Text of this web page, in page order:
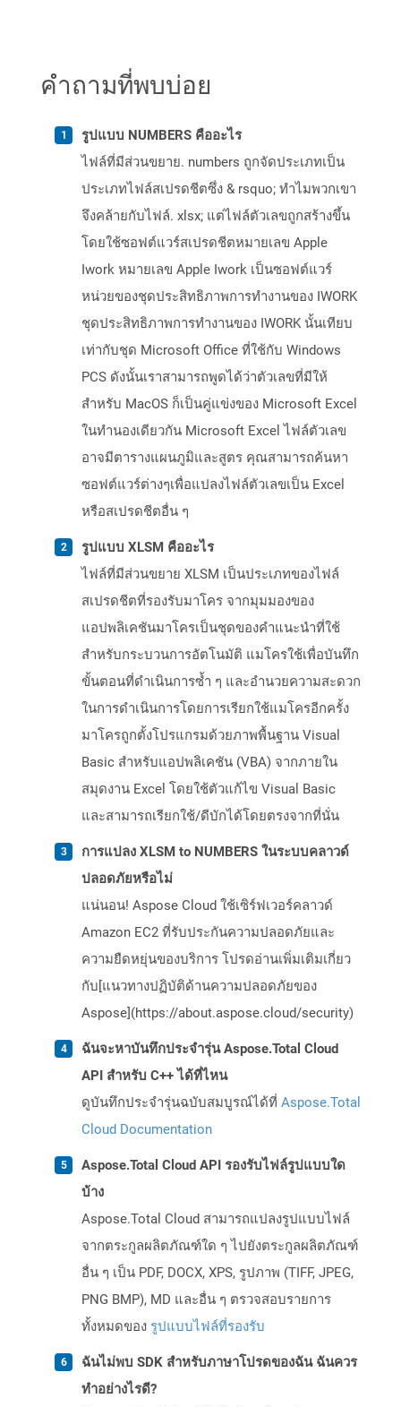
คำถามที่พบบ่อย
รูปแบบ NUMBERS คืออะไร
ไฟล์ที่มีส่วนขยาย. numbers ถูกจัดประเภทเป็น
ประเภทไฟล์สเปรดชีตซึ่ง & rsquo; ทำไมพวกเขา
จึงคล้ายกับไฟล์. xlsx; แต่ไฟล์ตัวเลขถูกสร้างขึ้น
โดยใช้ซอฟต์แวร์สเปรดชีตหมายเลข Apple
Iwork หมายเลข Apple Iwork เป็นซอฟต์แวร์
หน่วยของชุดประสิทธิภาพการทำงานของ IWORK
ชุดประสิทธิภาพการทำงานของ IWORK นั้นเทียบ
เท่ากับชุด Microsoft Office ที่ใช้กับ Windows
PCS ดังนั้นเราสามารถพูดได้ว่าตัวเลขที่มีให้
สำหรับ MacOS ก็เป็นคู่แข่งของ Microsoft Excel
ในทำนองเดียวกัน Microsoft Excel ไฟล์ตัวเลข
อาจมีตารางแผนภูมิและสูตร คุณสามารถค้นหา
ซอฟต์แวร์ต่างๆเพื่อแปลงไฟล์ตัวเลขเป็น Excel
หรือสเปรดชีตอื่น ๆ
รูปแบบ XLSM คืออะไร
ไฟล์ที่มีส่วนขยาย XLSM เป็นประเภทของไฟล์
สเปรดชีตที่รองรับมาโคร จากมุมมองของ
แอปพลิเคชันมาโครเป็นชุดของคำแนะนำที่ใช้
สำหรับกระบวนการอัตโนมัติ แมโครใช้เพื่อบันทึก
ขั้นตอนที่ดำเนินการซ้ำ ๆ และอำนวยความสะดวก
ในการดำเนินการโดยการเรียกใช้แมโครอีกครั้ง
มาโครถูกตั้งโปรแกรมด้วยภาพพื้นฐาน Visual
Basic สำหรับแอปพลิเคชัน (VBA) จากภายใน
สมุดงาน Excel โดยใช้ตัวแก้ไข Visual Basic
และสามารถเรียกใช้/ดีบักได้โดยตรงจากที่นั่น
การแปลง XLSM to NUMBERS ในระบบคลาวด์
ปลอดภัยหรือไม่
แน่นอน! Aspose Cloud ใช้เซิร์ฟเวอร์คลาวด์
Amazon EC2 ที่รับประกันความปลอดภัยและ
ความยืดหยุ่นของบริการ โปรดอ่านเพิ่มเติมเกี่ยว
กับ[แนวทางปฏิบัติด้านความปลอดภัยของ
Aspose](https://about.aspose.cloud/security)
ฉันจะหาบันทึกประจำรุ่น Aspose.Total Cloud
API สำหรับ C++ ได้ที่ไหน
ดูบันทึกประจำรุ่นฉบับสมบูรณ์ได้ที่ Aspose.Total
Cloud Documentation
Aspose.Total Cloud API รองรับไฟล์รูปแบบใด
บ้าง
Aspose.Total Cloud สามารถแปลงรูปแบบไฟล์
จากตระกูลผลิตภัณฑ์ใด ๆ ไปยังตระกูลผลิตภัณฑ์
อื่น ๆ เป็น PDF, DOCX, XPS, รูปภาพ (TIFF, JPEG,
PNG BMP), MD และอื่น ๆ ตรวจสอบรายการ
ทั้งหมดของ รูปแบบไฟล์ที่รองรับ
ฉันไม่พบ SDK สำหรับภาษาโปรดของฉัน ฉันควร
ทำอย่างไรดี?